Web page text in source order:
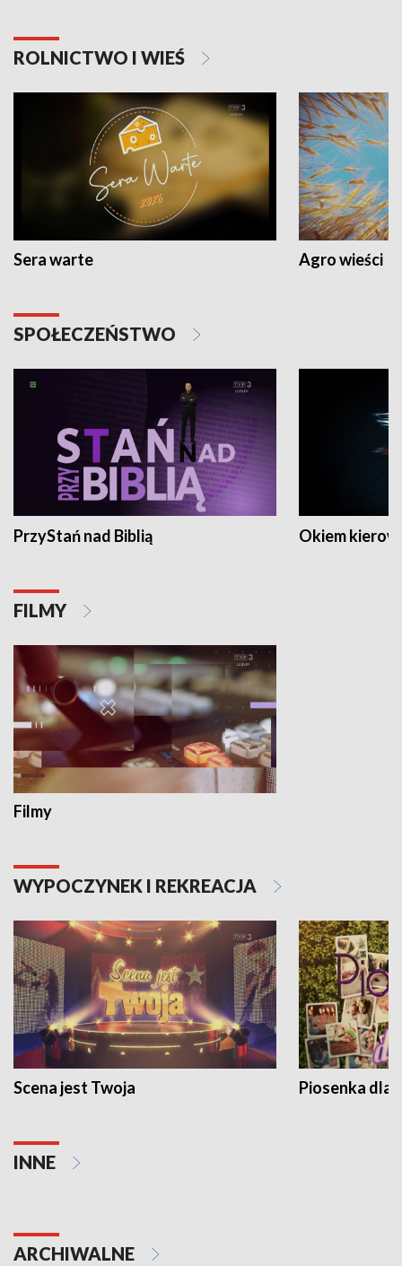
ROLNICTWO I WIEŚ
Sera warte Agro wieści
SPOŁECZEŃSTWO
PrzyStań nad Biblią Okiem
FILMY
Filmy
WYPOCZYNEK I REKREACJA
Scena jest Twoja Piosenka dla
INNE
ARCHIWALNE